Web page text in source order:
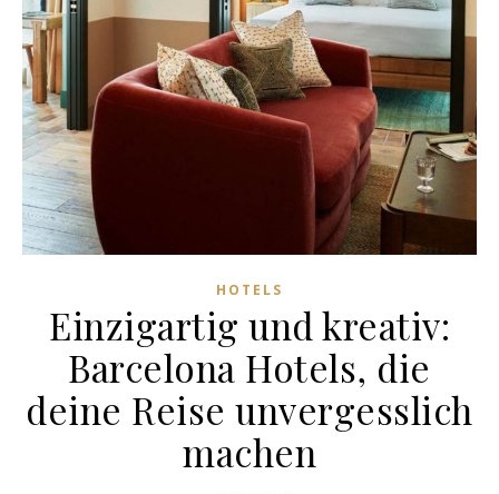
HOTELS
Einzigartig und kreativ:
Barcelona Hotels, die
deine Reise unvergesslich
machen